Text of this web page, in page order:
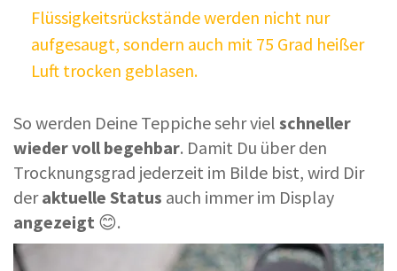
Flüssigkeitsrückstände werden nicht nur
aufgesaugt, sondern auch mit 75 Grad heißer
Luft trocken geblasen.
So werden Deine Teppiche sehr viel schneller
wieder voll begehbar. Damit Du über den
Trocknungsgrad jederzeit im Bilde bist, wird Dir
deraktuelle Status auch immer im Display
angezeigt 😊.